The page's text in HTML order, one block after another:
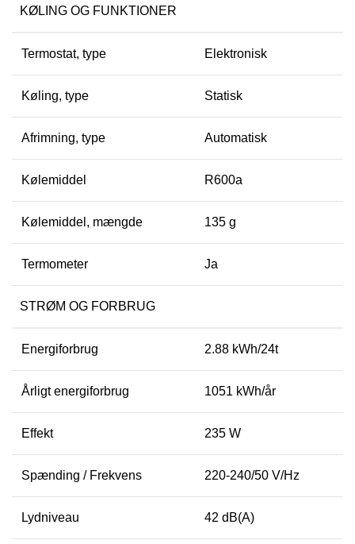
KØLING OG FUNKTIONER
Termostat, type Elektronisk
Køling, type Statisk
Afrimning, type Automatisk
Kølemiddel R600a
Kølemiddel, mængde 135 g
Termometer Ja
STRØM OG FORBRUG
Energiforbrug 2.88 kWh/24t
Årligt energiforbrug 1051 kWh/år
Effekt 235 W
Spænding / Frekvens 220-240/50 V/Hz
Lydniveau 42 dB(A)